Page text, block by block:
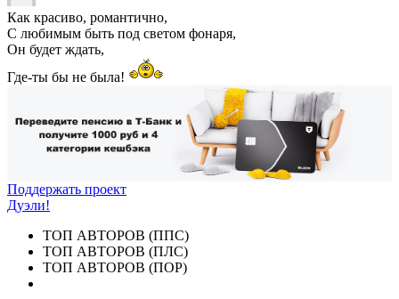
Как красиво, романтично,
С любимым быть под светом фонаря,
Он будет ждать,
Где-ты бы не была!
Поддержать проект
Дуэли!
ТОП АВТОРОВ (ППС)
ТОП АВТОРОВ (ПЛС)
ТОП АВТОРОВ (ПОР)